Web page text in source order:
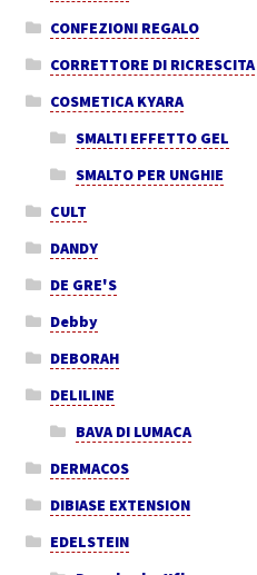
CONFEZIONI REGALO
CORRETTORE DI RICRESCITA
COSMETICA KYARA
SMALTI EFFETTO GEL
SMALTO PER UNGHIE
CULT
DANDY
DE GRE'S
Debby
DEBORAH
DELILINE
BAVA DI LUMACA
DERMACOS
DIBIASE EXTENSION
EDELSTEIN